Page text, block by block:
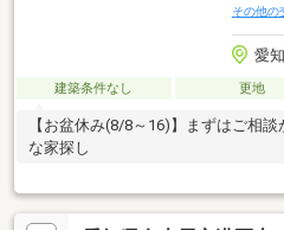
その他の
愛
建築条件なし 更地
【お盆休み(8/8～16)】まずはご相
な家探し